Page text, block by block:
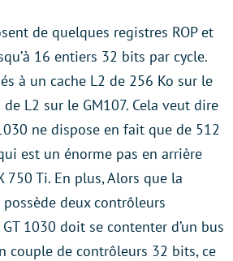
de quelques registres ROP et
16 entiers 32 bits par cycle.
à un cache L2 de 256 Ko sur le
L2 sur le GM107. Cela veut dire
ne dispose en fait que de 512
est un énorme pas en arrière
750 Ti. En plus, Alors que la
possède deux contrôleurs
1030 doit se contenter d’un bus
couple de contrôleurs 32 bits, ce